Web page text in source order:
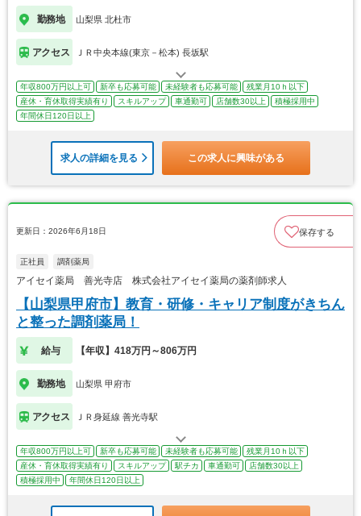
勤務地 山梨県 北杜市
アクセス ＪＲ中央本線(東京－松本) 長坂駅
年収800万円以上可 新卒も応募可能 未経験者も応募可能
残業月10ｈ以下
産休・育休取得実績有り
スキルアップ 車通勤可 店舗数30以上
積極採用中
年間休日120日以上
求人の詳細を見る この求人に興味がある
更新日：2026年6月18日 保存する
正社員 調剤薬局
アイセイ薬局 善光寺店 株式会社アイセイ薬局の薬剤師求人
【山梨県甲府市】教育・研修・キャリア制度がきちん
と整った調剤薬局！
給与 【年収】418万円～806万円
勤務地 山梨県 甲府市
アクセス ＪＲ身延線 善光寺駅
年収800万円以上可 新卒も応募可能 未経験者も応募可能
残業月10ｈ以下
産休・育休取得実績有り
スキルアップ 駅チカ 車通勤可
店舗数30以上
積極採用中
年間休日120日以上